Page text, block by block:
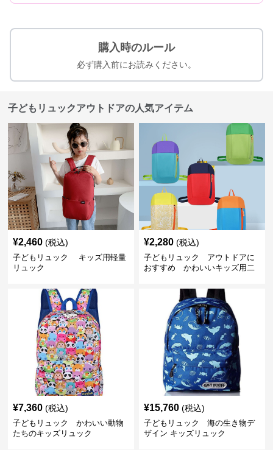
購入時のルール
必ず購入前にお読みください。
子どもリュックアウトドアの人気アイテム
¥2,460 (税込)
子どもリュック キッズ用軽量
リュック
¥2,280 (税込)
子どもリュック アウトドアに
おすすめ かわいいキッズ用二
¥7,360 (税込)
子どもリュック かわいい動物
たちのキッズリュック
¥15,760 (税込)
子どもリュック 海の生き物デ
ザイン キッズリュック